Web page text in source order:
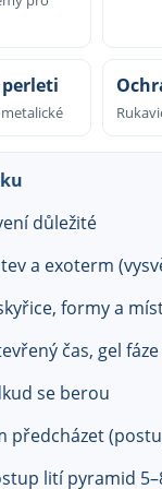
důležité
a exoterm
formy a
čas, gel
se berou
předcházet
lití pyramid